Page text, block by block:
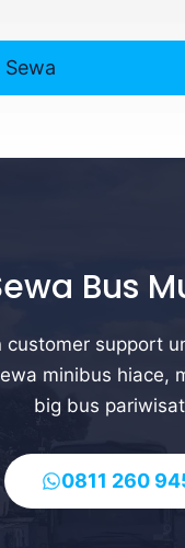
Sewa
Bus
customer support
minibus hiace,
big bus
0811 260